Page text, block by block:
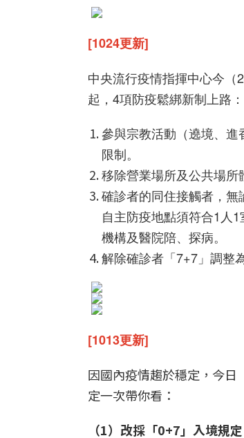
[1024更新]
中央流行疫情指揮中心今
起，4項防疫鬆綁新制上路：
參與宗教活動（遶境、
限制。
移除營業場所及公共場所
確診者的同住接觸者，無
自主防疫地點須符合1人
機構及醫院陪、探病。
解除確診者「7+7」調整
[1013更新]
因國內疫情趨於穩定，今
定一次帶你看：
（1）改採「0+7」入境規定